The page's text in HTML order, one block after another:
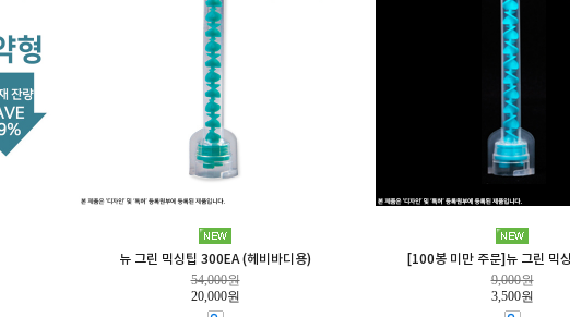
뉴 그린 믹싱팁 300EA (헤비바디용)
54,000원
20,000원
[100봉 미만 주문]뉴 그린 믹
9,000원
3,500원